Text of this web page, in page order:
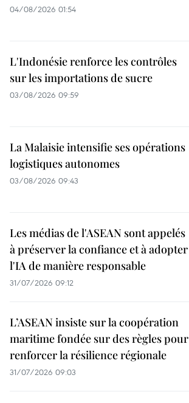
04/08/2026 01:54
L'Indonésie renforce les contrôles
sur les importations de sucre
03/08/2026 09:59
La Malaisie intensifie ses opérations
logistiques autonomes
03/08/2026 09:43
Les médias de l'ASEAN sont appelés
à préserver la confiance et à adopter
l'IA de manière responsable
31/07/2026 09:12
L’ASEAN insiste sur la coopération
maritime fondée sur des règles pour
renforcer la résilience régionale
31/07/2026 09:03